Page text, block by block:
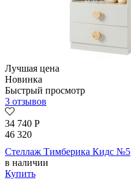
Лучшая цена
Новинка
Быстрый просмотр
3 отзывов
34 740 Р
46 320
Стеллаж Тимберика Кидс №5
в наличии
Купить